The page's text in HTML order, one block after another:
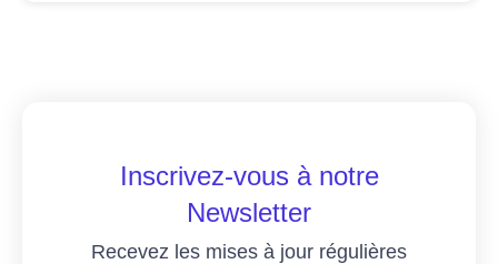
Inscrivez-vous à notre
Newsletter
Recevez les mises à jour régulières